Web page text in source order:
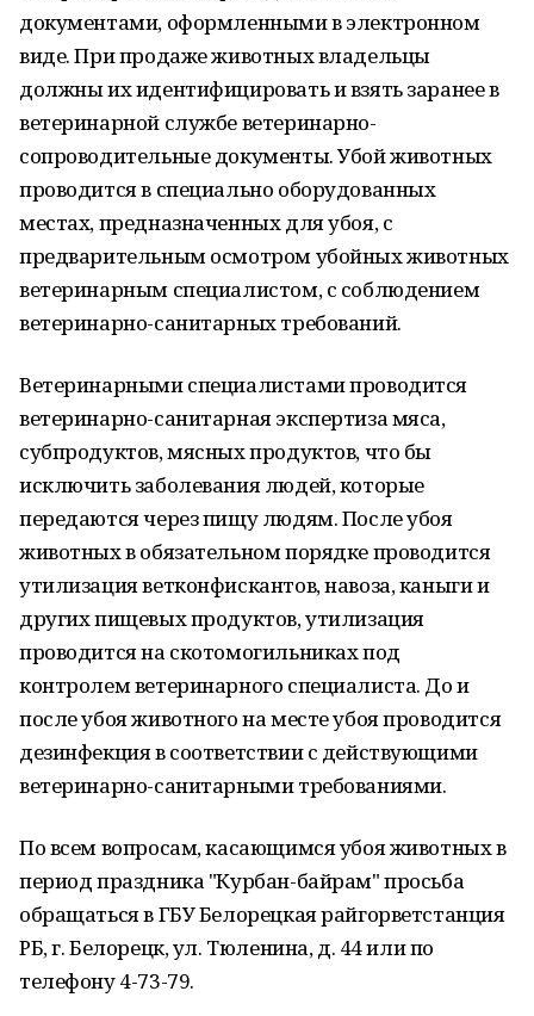
документами, оформленными в электронном
виде. При продаже животных владельцы
должны их идентифицировать и взять заранее в
ветеринарной службе ветеринарно-
сопроводительные документы. Убой животных
проводится в специально оборудованных
местах, предназначенных для убоя, с
предварительным осмотром убойных животных
ветеринарным специалистом, с соблюдением
ветеринарно-санитарных требований.
Ветеринарными специалистами проводится
ветеринарно-санитарная экспертиза мяса,
субпродуктов, мясных продуктов, что бы
исключить заболевания людей, которые
передаются через пищу людям. После убоя
животных в обязательном порядке проводится
утилизация ветконфискантов, навоза, каныги и
других пищевых продуктов, утилизация
проводится на скотомогильниках под
контролем ветеринарного специалиста. До и
после убоя животного на месте убоя проводится
дезинфекция в соответствии с действующими
ветеринарно-санитарными требованиями.
По всем вопросам, касающимся убоя животных в
период праздника "Курбан-байрам" просьба
обращаться в ГБУ Белорецкая райгорветстанция
РБ, г. Белорецк, ул. Тюленина, д. 44 или по
телефону 4-73-79.